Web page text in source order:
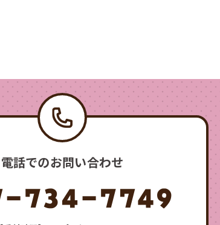
電話でのお問い合わせ